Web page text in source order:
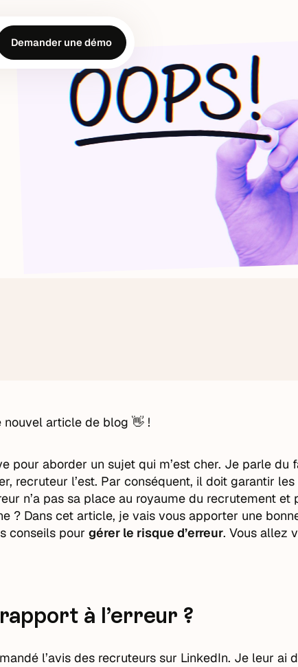
Demander une démo
article de blog 👋 !
pour aborder un sujet qui m’est cher. Je parle du
recruteur l’est. Par conséquent, il doit garantir
n’a pas sa place au royaume du recrutement
? Dans cet article, je vais vous apporter une
conseils pour gérer le risque d’erreur. Vous allez
à l’erreur ?
l’avis des recruteurs sur LinkedIn. Je leur ai